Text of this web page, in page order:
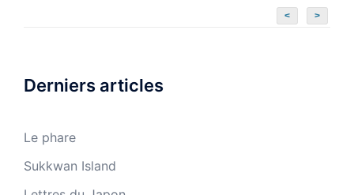
< >
Derniers articles
Le phare
Sukkwan Island